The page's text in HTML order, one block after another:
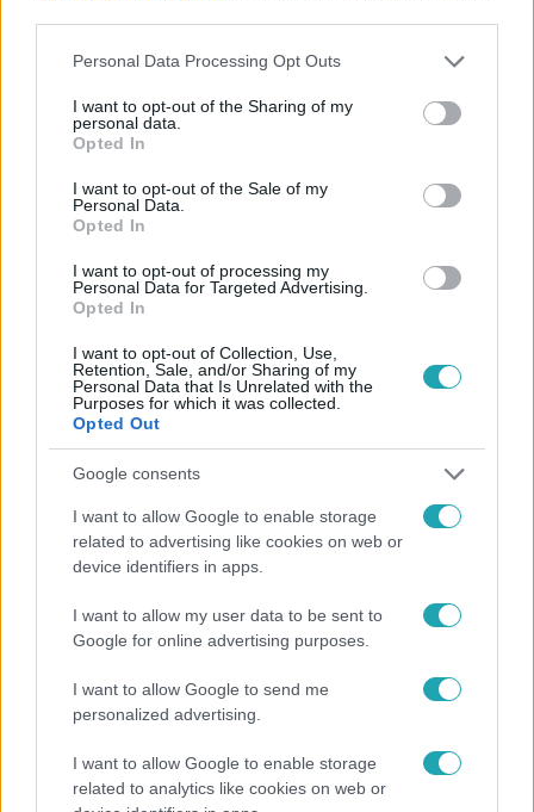
Please note that this website/app uses one or more Google
not limited to your visit or usage behaviour. You may click to
grant or deny consent to Google and its third-party tags to
use your data for below specified purposes in below Google
consent section.
Personal Data Processing Opt Outs
I want to opt-out of the Sharing of my
personal data.
Opted In
I want to opt-out of the Sale of my
Personal Data.
Opted In
I want to opt-out of processing my
Personal Data for Targeted Advertising.
Opted In
I want to opt-out of Collection, Use,
Retention, Sale, and/or Sharing of my
Personal Data that Is Unrelated with the
Purposes for which it was collected.
Opted Out
Google consents
I want to allow Google to enable storage
related to advertising like cookies on web or
device identifiers in apps.
I want to allow my user data to be sent to
Google for online advertising purposes.
I want to allow Google to send me
personalized advertising.
I want to allow Google to enable storage
related to analytics like cookies on web or
X-FAKTOR #X-FAKTOR 2018 # RADICS GIGI
GÁSPÁR LACI
USNK #THE BIEBERS #PRODUKCIÓ DUETT
Népszerű
17:24
„Ha olyan ember keresne meg, akkor sem